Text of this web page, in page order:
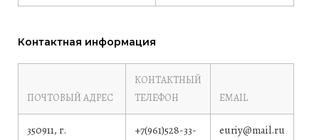
Контактная информация
ПОЧТОВЫЙ АДРЕС
КОНТАКТНЫЙ
ТЕЛЕФОН
EMAIL
350911, г.
+7(961)528-33-
euriy@mail.ru